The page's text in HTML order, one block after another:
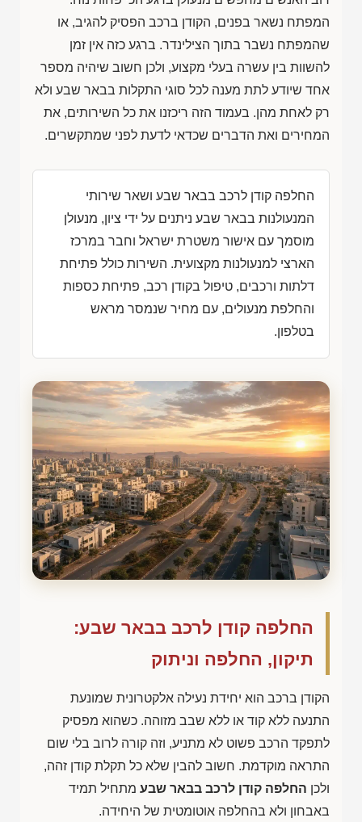
המפתח נשאר בפנים, הקודן ברכב הפסיק להגיב, או
שהמפתח נשבר בתוך הצילינדר. ברגע כזה אין זמן
להשוות בין עשרה בעלי מקצוע, ולכן חשוב שיהיה מספר
אחד שיודע לתת מענה לכל סוגי התקלות בבאר שבע ולא
רק לאחת מהן. בעמוד הזה ריכזנו את כל השירותים, את
המחירים ואת הדברים שכדאי לדעת לפני שמתקשרים.
החלפה קודן לרכב בבאר שבע ושאר שירותי
המנעולנות בבאר שבע ניתנים על ידי ציון, מנעולן
מוסמך עם אישור משטרת ישראל וחבר במרכז
הארצי למנעולנות מקצועית. השירות כולל פתיחת
דלתות ורכבים, טיפול בקודן רכב, פתיחת כספות
והחלפת מנעולים, עם מחיר שנמסר מראש
בטלפון.
החלפה קודן לרכב בבאר שבע:
תיקון, החלפה וניתוק
הקודן ברכב הוא יחידת נעילה אלקטרונית שמונעת
התנעה ללא קוד או ללא שבב מזוהה. כשהוא מפסיק
לתפקד הרכב פשוט לא מתניע, וזה קורה לרוב בלי שום
התראה מוקדמת. חשוב להבין שלא כל תקלת קודן זהה,
ולכן החלפה קודן לרכב בבאר שבע מתחיל תמיד
באבחון ולא בהחלפה אוטומטית של היחידה.